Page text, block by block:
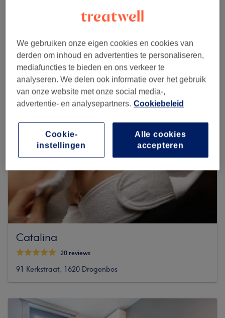
Zoek op Treatwell
Catalina
20 reviews
91 Kerkstraat, 1620 Drogenbos
We gebruiken onze eigen cookies en cookies van
derden om inhoud en advertenties te personaliseren,
mediafuncties te bieden en ons verkeer te
analyseren. We delen ook informatie over het gebruik
van onze website met onze social media-,
advertentie- en analysepartners. Cookiebeleid
Alle cookies
accepteren
Cookie-
instellingen